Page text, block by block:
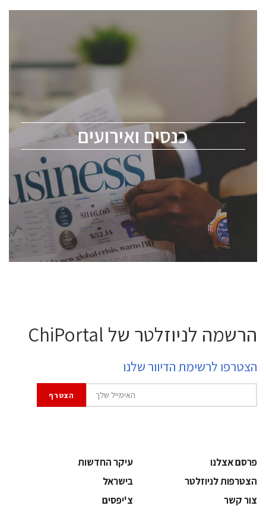
כנסים ואירועים
כנסים ואירועים
לכל העוסקים בתעשיית הסמיקונדקטור כולל מהנדסים,
ChipEx2026 will be held on May 12-13, 2026. The
conference is intended for everyone involved in the
semiconductor industry, including engineers,
professional experts, and senior executives.
לחץ לפרטים
הרשמה לניוזלטר של ChiPortal
הצטרפו לרשימת הדיוור שלנו
פרסם אצלנו
עיקר החדשות
הצטרפות לניוזלטר
בישראל
צור קשר
צ'יפסים